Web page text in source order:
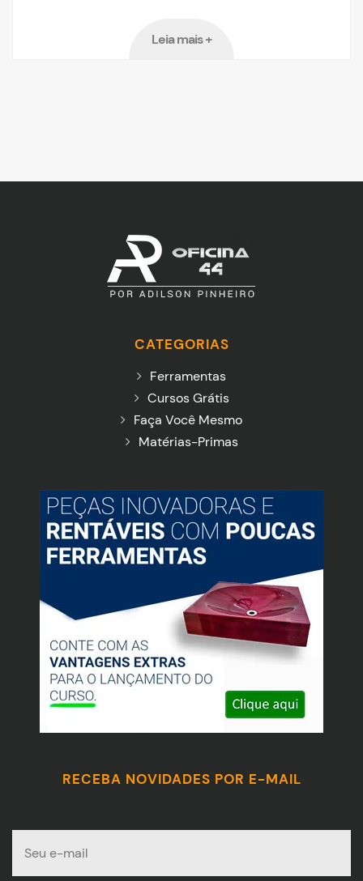
Leia mais +
CATEGORIAS
Ferramentas
Cursos Grátis
Faça Você Mesmo
Matérias-Primas
RECEBA NOVIDADES POR E-MAIL